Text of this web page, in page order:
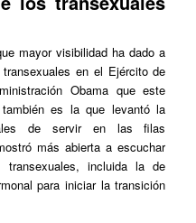
mayor visibilidad ha dado a
en el Ejército de
Obama que este
es la que levantó la
de servir en las filas
más abierta a escuchar
incluida la de
para iniciar la transición